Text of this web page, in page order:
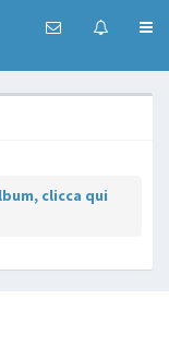
clicca qui